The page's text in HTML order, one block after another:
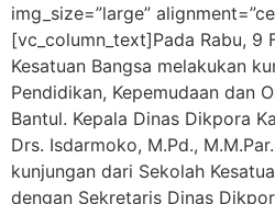
img_size=”large”
[vc_column_text]Pada Rabu, 9
Kesatuan Bangsa melakukan
Pendidikan, Kepemudaan dan
Bantul. Kepala Dinas Dikpora
Drs. Isdarmoko, M.Pd.,
kunjungan dari Sekolah
dengan Sekretaris Dinas